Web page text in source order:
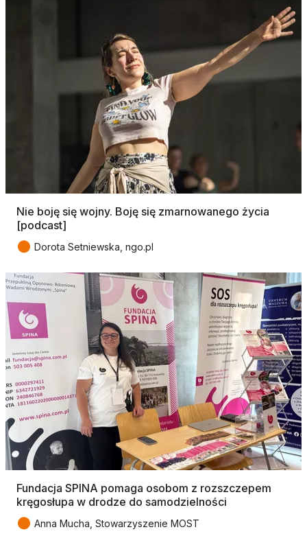
Nie boję się wojny. Boję się zmarnowanego życia
[podcast]
● Dorota Setniewska, ngo.pl
Fundacja SPINA pomaga osobom z rozszczepem
kręgosłupa w drodze do samodzielności
● Anna Mucha, Stowarzyszenie MOST